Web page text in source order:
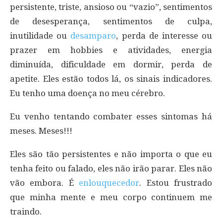
persistente, triste, ansioso ou “vazio”, sentimentos
de desesperança, sentimentos de culpa,
inutilidade ou desamparo, perda de interesse ou
prazer em hobbies e atividades, energia
diminuída, dificuldade em dormir, perda de
apetite. Eles estão todos lá, os sinais indicadores.
Eu tenho uma doença no meu cérebro.
Eu venho tentando combater esses sintomas há
meses. Meses!!!
Eles são tão persistentes e não importa o que eu
tenha feito ou falado, eles não irão parar. Eles não
vão embora. É enlouquecedor. Estou frustrado
que minha mente e meu corpo continuem me
traindo.